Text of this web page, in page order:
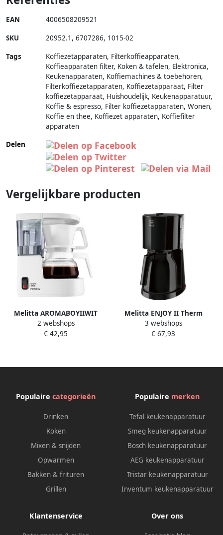
EAN 4006508209521
SKU 20952.1 , 6707286, 1015-02
Tags
Koffiezetapparaten, Filterkoffieapparaten,
Koffieapparaten filter, Koken & tafelen, Elektronica,
Keukenapparaten, Koffiemachines & toebehoren,
Filterkoffiezetapparaten, Koffiezetapparaat, Filter
koffiezetapparaat, Huishoudelijk, Keukenapparatuur,
Koffie & espresso, Filter koffiezetapparaten, Wonen,
Koffie en thee, Koffiezet apparaten, Koffiefilter
apparaten
Delen
Vergelijkbare producten
Melitta AROMABOYIIWIT
Koffiefilter apparaat Wit
2 webshops
€ 42,95
Melitta ENJOY II Therm
Koffiemachine |
Filterkoffiezetapparaten |
3 webshops
€ 67,93
Populaire categorieën
Drinken
Koken
Mixen & snijden
Opwarmen
Bakken & frituren
Grillen
Populaire merken
Tefal keukenapparatuur
Smeg keukenapparatuur
Bosch keukenapparatuur
AEG keukenapparatuur
Tristar keukenapparatuur
Inventum keukenapparatuur
Klantenservice Over ons